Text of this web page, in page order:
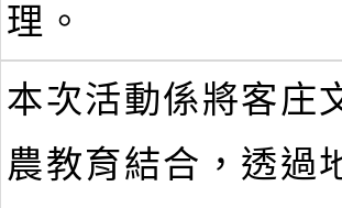
理。
本次活動係將客庄
農教育結合，透過